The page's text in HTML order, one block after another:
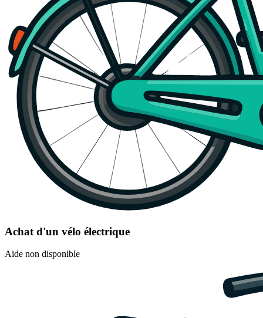
Achat d'un vélo électrique
Aide non disponible